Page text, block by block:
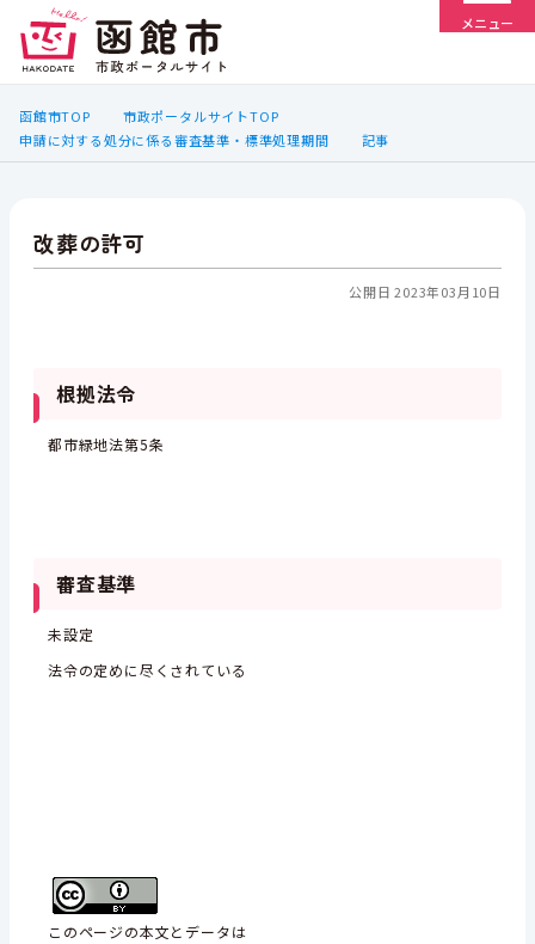
メニュー
函館市TOP
市政ポータルサイトTOP
申請に対する処分に係る審査基準・標準処理期間
記事
改葬の許可
公開日 2023年03月10日
根拠法令
都市緑地法第5条
審査基準
未設定
法令の定めに尽くされている
このページの本文とデータは